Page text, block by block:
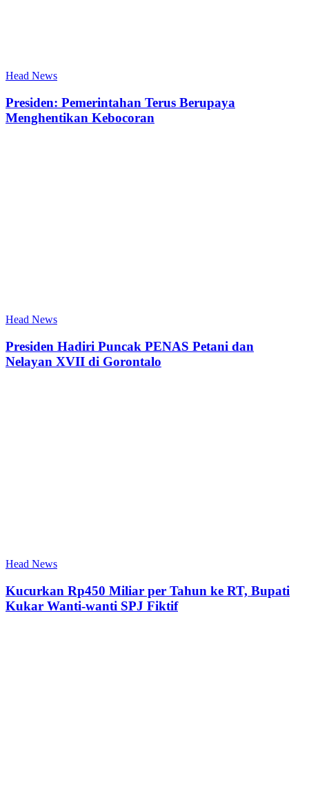
Head News
Presiden: Pemerintahan Terus Berupaya
Menghentikan Kebocoran
Head News
Presiden Hadiri Puncak PENAS Petani dan
Nelayan XVII di Gorontalo
Head News
Kucurkan Rp450 Miliar per Tahun ke RT, Bupati
Kukar Wanti-wanti SPJ Fiktif